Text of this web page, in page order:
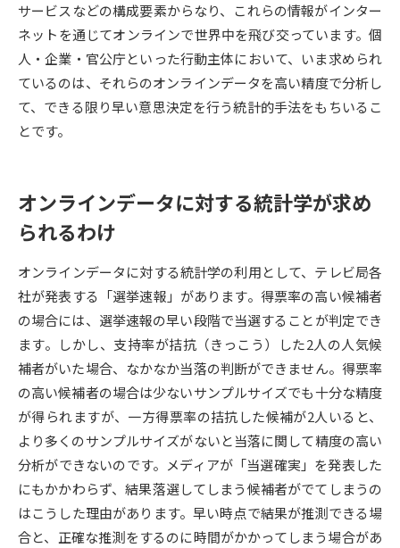
大学研究 大学検索
大学で学べる内容や特徴を調べる
新増設大学・学部・学科特集
デジタルパンフレット
新学年スタート号特集ページ
（高3生用）
新学年スタート号特集ページ
（高2生用）
SELFBRAND特集ページ
オープンキャンパスなどを調べる
オープンキャンパス検索 実施プログラムから探す
来場型・Web型イベント特集 夢ナビライブ
サービスなどの構成要素からなり、これらの情報がインター
ネットを通じてオンラインで世界中を飛び交っています。個
人・企業・官公庁といった行動主体において、いま求められ
ているのは、それらのオンラインデータを高い精度で分析し
て、できる限り早い意思決定を行う統計的手法をもちいるこ
とです。
オンラインデータに対する統計学が求め
られるわけ
オンラインデータに対する統計学の利用として、テレビ局各
社が発表する「選挙速報」があります。得票率の高い候補者
の場合には、選挙速報の早い段階で当選することが判定でき
ます。しかし、支持率が拮抗（きっこう）した2人の人気候
補者がいた場合、なかなか当落の判断ができません。得票率
の高い候補者の場合は少ないサンプルサイズでも十分な精度
が得られますが、一方得票率の拮抗した候補が2人いると、
より多くのサンプルサイズがないと当落に関して精度の高い
分析ができないのです。メディアが「当選確実」を発表した
にもかかわらず、結果落選してしまう候補者がでてしまうの
はこうした理由があります。早い時点で結果が推測できる場
合と、正確な推測をするのに時間がかかってしまう場合があ